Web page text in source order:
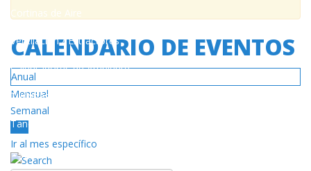
Cortinas de Aire
Ventilación / Extractores
Calentadores de Ambiente
Turbinas
Tanques de Gas
SERVICIO
CALENDARIO DE EVENTOS
Anual
Mensual
Semanal
Hoy
Ir al mes específico